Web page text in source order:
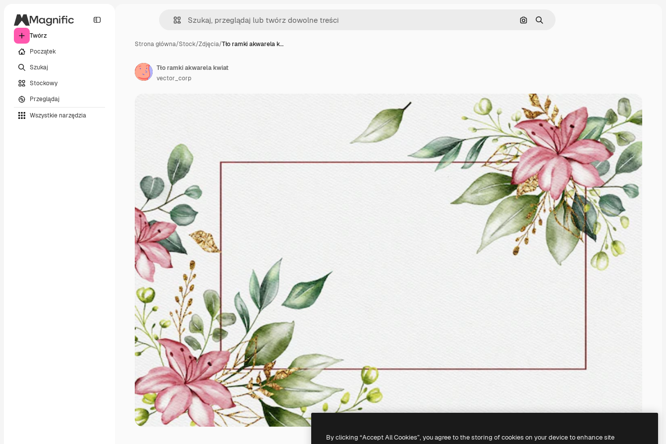
Twórz
Początek
Szukaj
Stockowy
Przeglądaj
Wszystkie narzędzia
Szukaj według obrazu
Szukaj
Strona główna/Stock/Zdjęcia/Tło ramki akwarela k…
Tło ramki akwarela kwiat
vector_corp
By clicking “Accept All Cookies”, you agree to the storing of cookies on your device to enhance site